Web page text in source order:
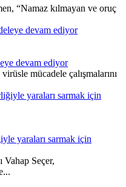
“Namaz kılmayan ve oruç
devam ediyor
mücadele çalışmalarını
yaraları sarmak için
Seçer,